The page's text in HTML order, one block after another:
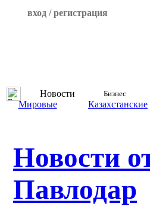
вход / регистрация
Новости Бизнес
Мировые Казахстанские
Новости
Павлодар